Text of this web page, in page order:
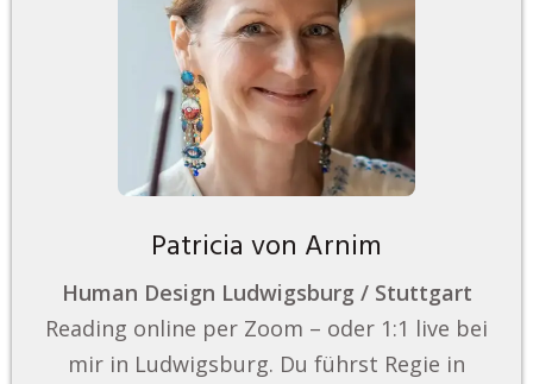
Patricia von Arnim
Human Design Ludwigsburg / Stuttgart
Reading online per Zoom – oder 1:1 live bei
mir in Ludwigsburg. Du führst Regie in